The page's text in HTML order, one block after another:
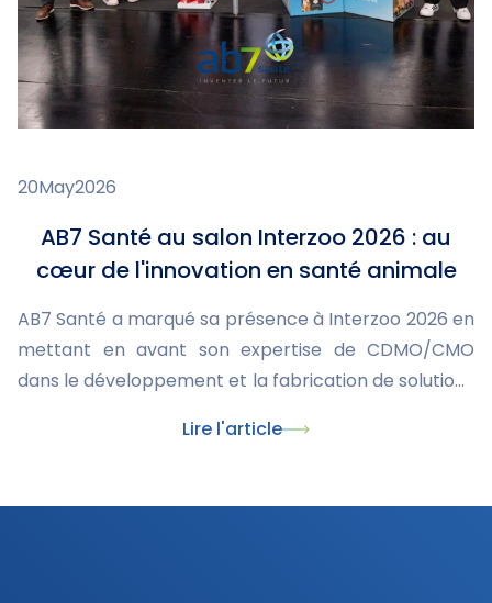
20May2026
AB7 Santé au salon Interzoo 2026 : au
cœur de l'innovation en santé animale
AB7 Santé a marqué sa présence à Interzoo 2026 en
mettant en avant son expertise de CDMO/CMO
dans le développement et la fabrication de solutions
international a également été l'occasion de
nouveau collier Skincare, et de renforcer nos
Lire l'article